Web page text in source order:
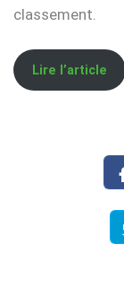
classement.
Lire l’article